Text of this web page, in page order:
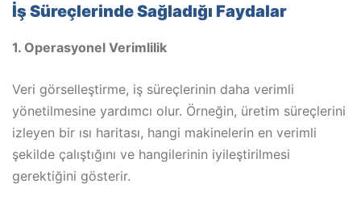
İş Süreçlerinde Sağladığı Faydalar
1. Operasyonel Verimlilik
Veri görselleştirme, iş süreçlerinin daha verimli
yönetilmesine yardımcı olur. Örneğin, üretim süreçlerini
izleyen bir ısı haritası, hangi makinelerin en verimli
şekilde çalıştığını ve hangilerinin iyileştirilmesi
gerektiğini gösterir.